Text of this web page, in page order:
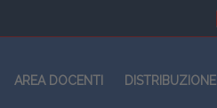
AREA DOCENTI DISTRIBUZIONE